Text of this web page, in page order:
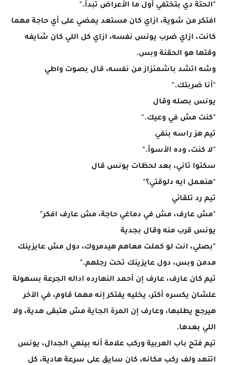
"الحتة دي بتختفي أول ما الأعراض تبدأ."
افتكر من شوية، ازاي كان مستعد يمضي على أي حاجة مهما
كانت، ازاي ضرب يونس نفسه، ازاي كل اللي كان شايفه
وقتها هو الحقنة وبس.
وشه اتشد باشمئزاز من نفسه، قال بصوت واطي
"أنا ضربتك."
يونس بصله وقال
"كنت مش في وعيك."
تيم هز راسه بنفي
"لا كنت، وده الأسوأ."
سكتوا تاني، بعد لحظات يونس قال
"هنعمل ايه دلوقتي؟"
تيم رد تلقائي
"مش عارف، مش في دماغي حاجة، مش عارف افكر"
يونس قرب منه وقال بجدية
"بصلي، انت لو كملت معاهم هيدمروك، دول مش عايزينك
مدمن وبس، دول عايزينك تحت رجلهم."
تيم كان عارف، عارف إن أحمد النهارده اداله الجرعة بسهولة
علشان يكسره أكتر، يخليه يفتكر إنه مهما قاوم، في الآخر
هيرجع يطلبها، وعارف إن المرة الجاية مش هتبقى هدية، ولا
اللي بعدها.
تيم فتح باب العربية وركب علامة أنه بينهي الجدال، يونس
اتنهد ولف ركب مكانه، كان سايق على سرعة هادية، كل